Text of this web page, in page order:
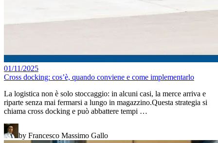
01/11/2025
Cross docking: cos’è, quando conviene e come implementarlo
La logistica non è solo stoccaggio: in alcuni casi, la merce arriva e
riparte senza mai fermarsi a lungo in magazzino.Questa strategia si
chiama cross docking e può abbattere tempi …
by Francesco Massimo Gallo